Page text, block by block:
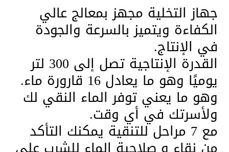
جهاز التخلية مجهز بمعالج عالي
الكفاءة ويتميز بالسرعة والجودة
في الإنتاج.
القدرة الإنتاجية تصل إلى 300 لتر
يوميًا وهو ما يعادل 16 قارورة ماء.
وهو ما يعني توفر الماء النقي لك
ولأسرتك في أي وقت.
مع 7 مراحل للتنقية يمكنك التأكد